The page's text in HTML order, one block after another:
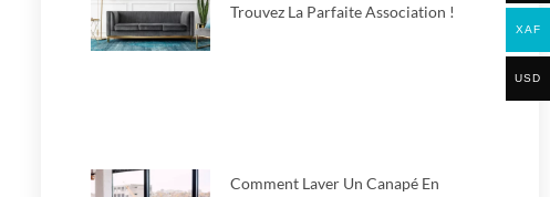
Trouvez La Parfaite Association !
Comment Laver Un Canapé En
XAF
USD